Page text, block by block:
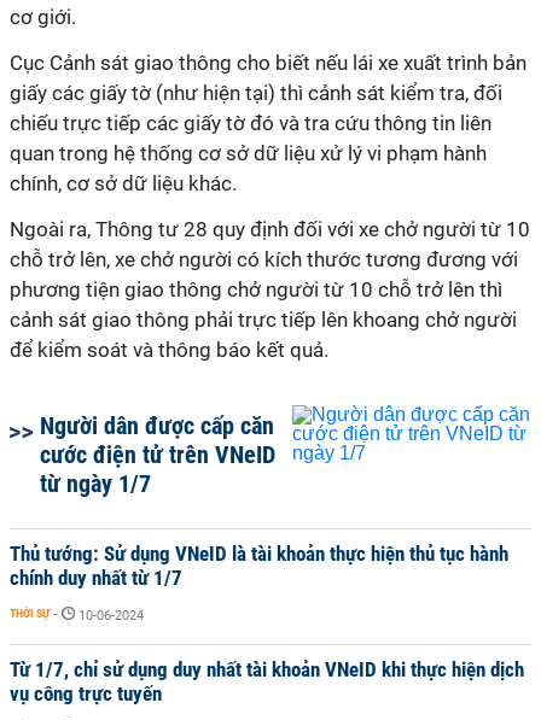
cơ giới.
Cục Cảnh sát giao thông cho biết nếu lái xe xuất trình bản
giấy các giấy tờ (như hiện tại) thì cảnh sát kiểm tra, đối
chiếu trực tiếp các giấy tờ đó và tra cứu thông tin liên
quan trong hệ thống cơ sở dữ liệu xử lý vi phạm hành
chính, cơ sở dữ liệu khác.
Ngoài ra, Thông tư 28 quy định đối với xe chở người từ 10
chỗ trở lên, xe chở người có kích thước tương đương với
phương tiện giao thông chở người từ 10 chỗ trở lên thì
cảnh sát giao thông phải trực tiếp lên khoang chở người
để kiểm soát và thông báo kết quả.
Người dân được cấp căn
cước điện tử trên VNeID
từ ngày 1/7
Thủ tướng: Sử dụng VNeID là tài khoản thực hiện thủ tục hành
chính duy nhất từ 1/7
THỜI SỰ - 10-06-2024
Từ 1/7, chỉ sử dụng duy nhất tài khoản VNeID khi thực hiện dịch
vụ công trực tuyến